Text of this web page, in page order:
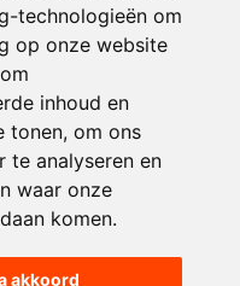
technologieën om
op onze website
inhoud en
tonen, om ons
te analyseren en
waar onze
komen.
akkoord